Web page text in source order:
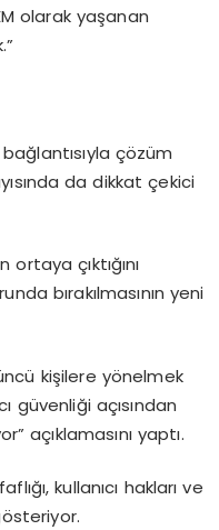
olarak yaşanan
çözüm
da dikkat çekici
çıktığını
bırakılmasının yeni
kişilere yönelmek
güvenliği açısından
açıklamasını yaptı.
kullanıcı hakları ve